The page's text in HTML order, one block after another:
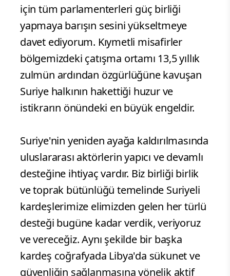
için tüm parlamenterleri güç birliği
yapmaya barışın sesini yükseltmeye
davet ediyorum. Kıymetli misafirler
bölgemizdeki çatışma ortamı 13,5 yıllık
zulmün ardından özgürlüğüne kavuşan
Suriye halkının hakettiği huzur ve
istikrarın önündeki en büyük engeldir.
Suriye'nin yeniden ayağa kaldırılmasında
uluslararası aktörlerin yapıcı ve devamlı
desteğine ihtiyaç vardır. Biz birliği birlik
ve toprak bütünlüğü temelinde Suriyeli
kardeşlerimize elimizden gelen her türlü
desteği bugüne kadar verdik, veriyoruz
ve vereceğiz. Aynı şekilde bir başka
kardeş coğrafyada Libya'da sükunet ve
güvenliğin sağlanmasına yönelik aktif